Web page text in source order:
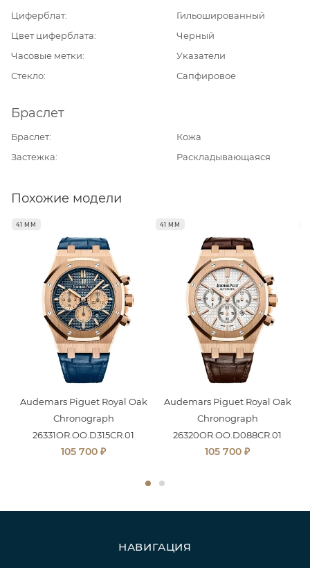
Циферблат
Гильошированный
Цвет циферблата
Черный
Часовые метки
Указатели
Стекло
Сапфировое
Браслет
Браслет
Кожа
Застежка
Раскладывающаяся
Похожие модели
41 ММ
Audemars Piguet Royal Oak
Chronograph
26331OR.OO.D315CR.01
105 700 ₽
41 ММ
Audemars Piguet Royal Oak
Chronograph
26320OR.OO.D088CR.01
105 700 ₽
НАВИГАЦИЯ